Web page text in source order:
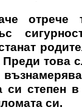
отрече
това
си степен в
си.